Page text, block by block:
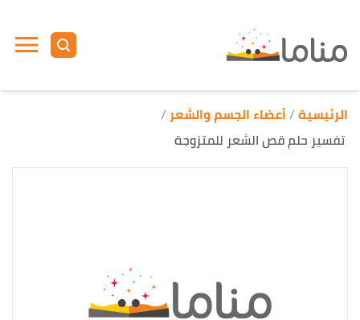
الرئيسية أعضاء الجسم والشعر
تفسير حلم قص الشعر للمتزوجة